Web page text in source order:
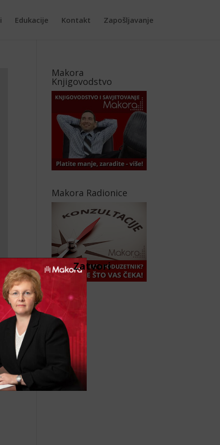
Edukacije Kontakt Zapošljavanje
Makora
Knjigovodstvo
Makora Radionice
Zatvori